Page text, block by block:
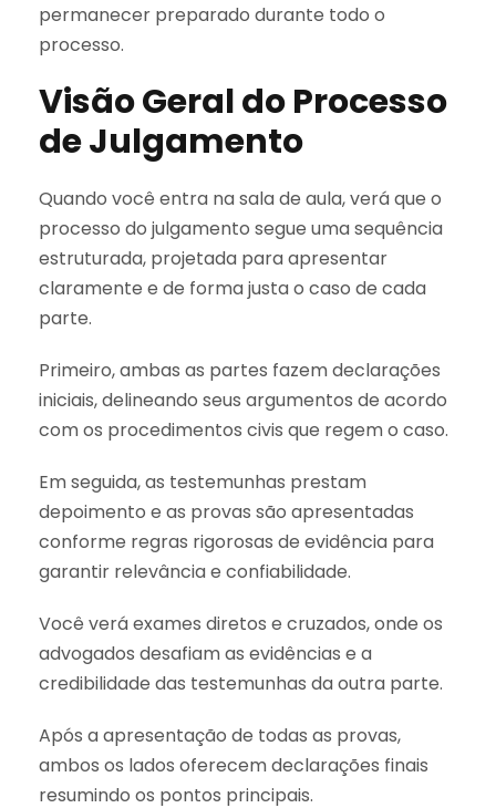
permanecer preparado durante todo o
processo.
Visão Geral do Processo
de Julgamento
Quando você entra na sala de aula, verá que o
processo do julgamento segue uma sequência
estruturada, projetada para apresentar
claramente e de forma justa o caso de cada
parte.
Primeiro, ambas as partes fazem declarações
iniciais, delineando seus argumentos de acordo
com os procedimentos civis que regem o caso.
Em seguida, as testemunhas prestam
depoimento e as provas são apresentadas
conforme regras rigorosas de evidência para
garantir relevância e confiabilidade.
Você verá exames diretos e cruzados, onde os
advogados desafiam as evidências e a
credibilidade das testemunhas da outra parte.
Após a apresentação de todas as provas,
ambos os lados oferecem declarações finais
resumindo os pontos principais.